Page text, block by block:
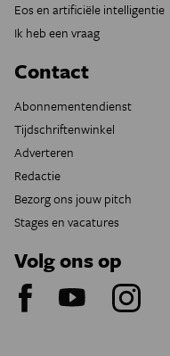
Eos en artificiële intelligentie
Ik heb een vraag
Contact
Abonnementendienst
Tijdschriftenwinkel
Adverteren
Redactie
Bezorg ons jouw pitch
Stages en vacatures
Volg ons op